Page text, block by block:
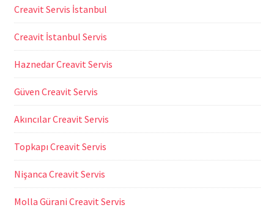
Creavit Servis İstanbul
Creavit İstanbul Servis
Haznedar Creavit Servis
Güven Creavit Servis
Akıncılar Creavit Servis
Topkapı Creavit Servis
Nişanca Creavit Servis
Molla Gürani Creavit Servis